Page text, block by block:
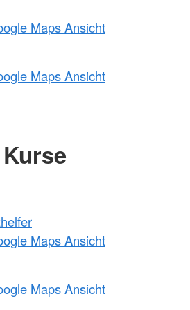
Maps Ansicht
Maps Ansicht
Kurse
Maps Ansicht
Maps Ansicht